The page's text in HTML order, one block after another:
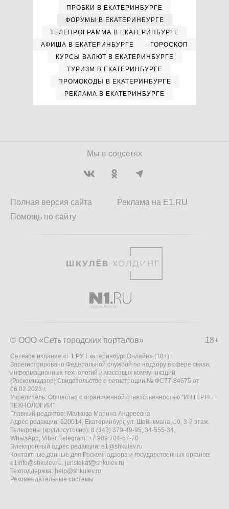
ПРОБКИ В ЕКАТЕРИНБУРГЕ
ФОРУМЫ В ЕКАТЕРИНБУРГЕ
ТЕЛЕПРОГРАММА В ЕКАТЕРИНБУРГЕ
АФИША В ЕКАТЕРИНБУРГЕ
ГОРОСКОП
КУРСЫ ВАЛЮТ В ЕКАТЕРИНБУРГЕ
ТУРИЗМ В ЕКАТЕРИНБУРГЕ
ПРОМОКОДЫ В ЕКАТЕРИНБУРГЕ
РЕКЛАМА В ЕКАТЕРИНБУРГЕ
Мы в соцсетях
Полная версия сайта
Помощь по сайту
Реклама на E1.RU
18+
© ООО «Сеть городских порталов»
Сетевое издание «Е1.РУ Екатеринбург Онлайн» (18+)
Зарегистрировано Федеральной службой по надзору в сфере связи,
информационных технологий и массовых коммуникаций
(Роскомнадзор) Свидетельство о регистрации № ФС77-84675 от
06.02.2023 г.
Учредитель: Общество с ограниченной ответственностью "ИНТЕРНЕТ
ТЕХНОЛОГИИ"
Главный редактор: Малкова Марина Андреевна
Адрес редакции: 620014, Екатеринбург, ул. Шейнкмана, 10, 3-й этаж,
Телефоны (круглосуточно): 8 (343) 379-49-95, 34-555-34,
WhatsApp, Viber, Telegram: +7 909 704-57-70
Электронный адрес редакции: e1@shkulev.ru
Контактные данные для Роскомнадзора и государственных органов:
e1info@shkulev.ru juristekat@shkulev.ru
Техподдержка: help@shkulev.ru
Рекомендательные системы